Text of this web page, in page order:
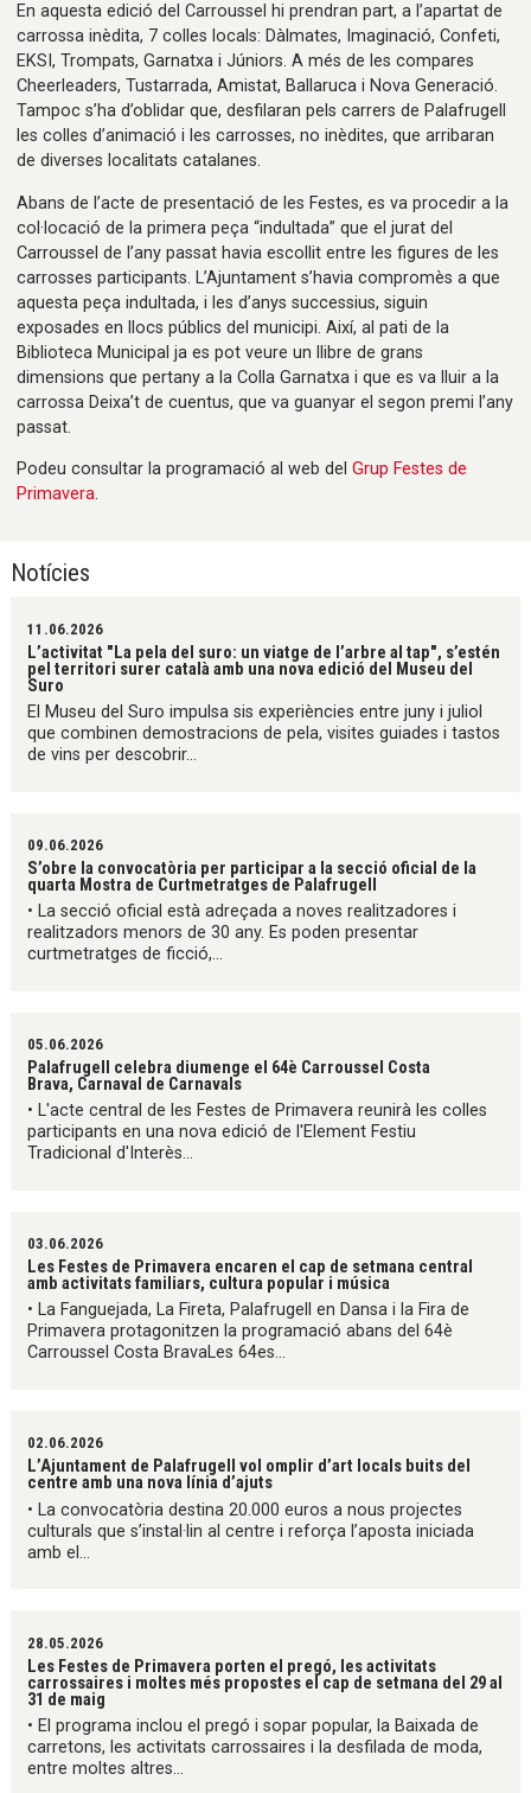
En aquesta edició del Carroussel hi prendran part, a l’apartat de
carrossa inèdita, 7 colles locals: Dàlmates, Imaginació, Confeti,
EKSI, Trompats, Garnatxa i Júniors. A més de les compares
Cheerleaders, Tustarrada, Amistat, Ballaruca i Nova Generació.
Tampoc s’ha d’oblidar que, desfilaran pels carrers de Palafrugell
les colles d’animació i les carrosses, no inèdites, que arribaran
de diverses localitats catalanes.
Abans de l’acte de presentació de les Festes, es va procedir a la
col·locació de la primera peça “indultada” que el jurat del
Carroussel de l’any passat havia escollit entre les figures de les
carrosses participants. L’Ajuntament s’havia compromès a que
aquesta peça indultada, i les d’anys successius, siguin
exposades en llocs públics del municipi. Així, al pati de la
Biblioteca Municipal ja es pot veure un llibre de grans
dimensions que pertany a la Colla Garnatxa i que es va lluir a la
carrossa Deixa’t de cuentus, que va guanyar el segon premi l’any
passat.
Podeu consultar la programació al web delGrup Festes de
Primavera.
Notícies
11.06.2026
L’activitat "La pela del suro: un viatge de l’arbre al tap", s’estén
pel territori surer català amb una nova edició del Museu del
Suro
El Museu del Suro impulsa sis experiències entre juny i juliol
que combinen demostracions de pela, visites guiades i tastos
de vins per descobrir...
09.06.2026
S’obre la convocatòria per participar a la secció oficial de la
quarta Mostra de Curtmetratges de Palafrugell
• La secció oficial està adreçada a noves realitzadores i
realitzadors menors de 30 any. Es poden presentar
curtmetratges de ficció,...
05.06.2026
Palafrugell celebra diumenge el 64è Carroussel Costa
Brava, Carnaval de Carnavals
• L'acte central de les Festes de Primavera reunirà les colles
participants en una nova edició de l'Element Festiu
Tradicional d'Interès...
03.06.2026
Les Festes de Primavera encaren el cap de setmana central
amb activitats familiars, cultura popular i música
• La Fanguejada, La Fireta, Palafrugell en Dansa i la Fira de
Primavera protagonitzen la programació abans del 64è
Carroussel Costa BravaLes 64es...
02.06.2026
L’Ajuntament de Palafrugell vol omplir d’art locals buits del
centre amb una nova línia d’ajuts
• La convocatòria destina 20.000 euros a nous projectes
culturals que s’instal·lin al centre i reforça l’aposta iniciada
amb el...
28.05.2026
Les Festes de Primavera porten el pregó, les activitats
carrossaires i moltes més propostes el cap de setmana del 29 al
31 de maig
• El programa inclou el pregó i sopar popular, la Baixada de
carretons, les activitats carrossaires i la desfilada de moda,
entre moltes altres...